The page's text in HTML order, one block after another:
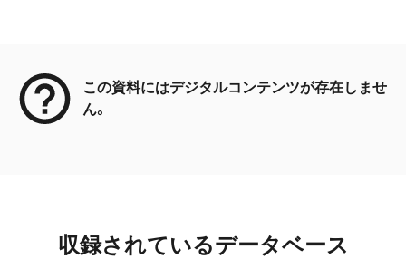
この資料にはデジタルコンテンツが存在しませ
ん。
収録されているデータベース